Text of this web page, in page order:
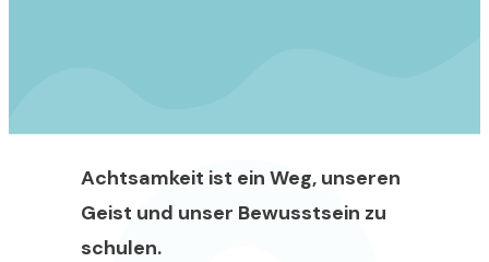
Achtsamkeit ist ein Weg, unseren
Geist und unser Bewusstsein zu
schulen.